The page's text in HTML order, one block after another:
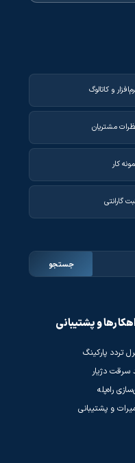
و کاتالوگ
مشتریان
کار
گارانتی
جستجو
و پشتیبانی
تردد پارکینگ
دژیار
راه‌پله
و پشتیبانی